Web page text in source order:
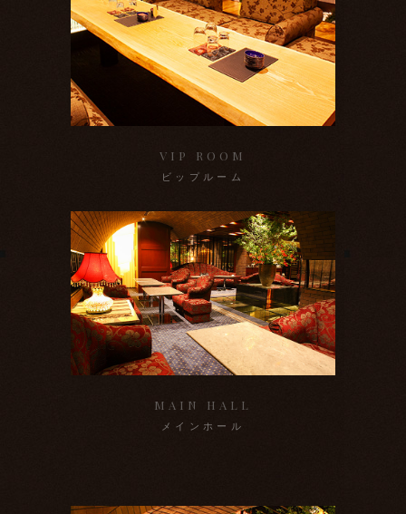
VIP ROOM
ビップルーム
MAIN HALL
メインホール